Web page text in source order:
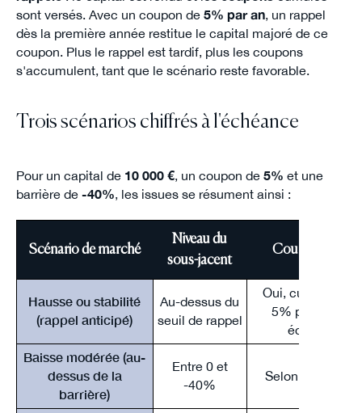
sont versés. Avec un coupon de 5% par an, un rappel
dès la première année restitue le capital majoré de ce
coupon. Plus le rappel est tardif, plus les coupons
s'accumulent, tant que le scénario reste favorable.
Trois scénarios chiffrés à l'échéance
Pour un capital de 10 000 €, un coupon de 5% et une
barrière de -40%, les issues se résument ainsi :
Scénario de marché
Niveau du
sous-jacent
Coupon versé
Hausse ou stabilité
(rappel anticipé)
Au-dessus du
seuil de rappel
Oui, cumulés (ex.
5% par année
écoulée)
Baisse modérée (au-
dessus de la
barrière)
Entre 0 et
-40%
Selon la formule